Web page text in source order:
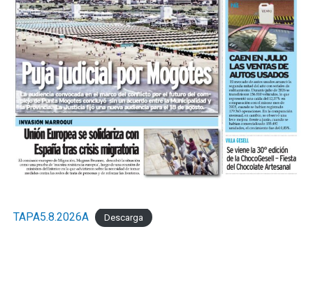
TAPA5.8.2026A Descarga